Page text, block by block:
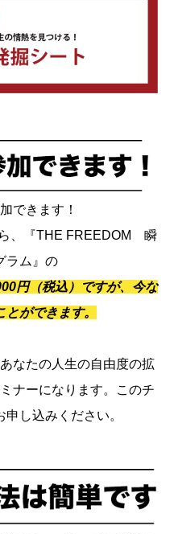
できます！
、『THE FREEDOM 瞬
ラム』の
円（税込）ですが、今な
ができます。
なたの人生の自由度の拡
ナーになります。このチ
し込みください。